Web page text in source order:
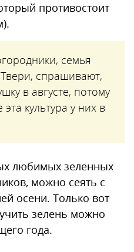
противостоит
семья
спрашивают,
в августе, потому
культура у них в
любимых зеленных
можно сеять с
осени. Только вот
зелень можно
года.